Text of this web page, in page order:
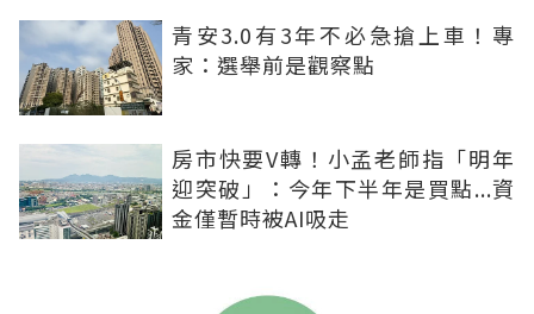
青安3.0有3年不必急搶上車！專
家：選舉前是觀察點
房市快要V轉！小孟老師指「明年
迎突破」：今年下半年是買點...資
金僅暫時被AI吸走